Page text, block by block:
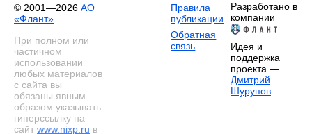
© 2001—2026 АО
«Флант»
При полном или
частичном
использовании
любых материалов
с сайта вы
обязаны явным
образом указывать
гиперссылку на
сайт www.nixp.ru в
Правила
публикации
Обратная
связь
Разработано в
компании
Идея и
поддержка
проекта —
Дмитрий
Шурупов